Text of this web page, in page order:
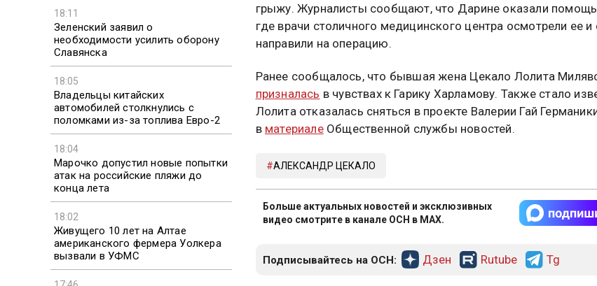
18:11
Зеленский заявил о
необходимости усилить оборону
Славянска
18:05
Владельцы китайских
автомобилей столкнулись с
поломками из-за топлива Евро-2
18:04
Марочко допустил новые попытки
атак на российские пляжи до
конца лета
18:02
Живущего 10 лет на Алтае
американского фермера Уолкера
вызвали в УФМС
грыжу. Журналисты сообщают, что Дарине оказали
где врачи столичного медицинского центра осмотрели ее и
направили на операцию.
Ранее сообщалось, что бывшая жена Цекало Лолита
призналась в чувствах к Гарику Харламову. Также стало
Лолита отказалась сняться в проекте Валерии Гай
в материалеОбщественной службы новостей.
АЛЕКСАНДР ЦЕКАЛО
Больше актуальных новостей и эксклюзивных
видео смотрите в канале ОСН в MAX.
Подписывайтесь на ОСН: Дзен Rutube Tg